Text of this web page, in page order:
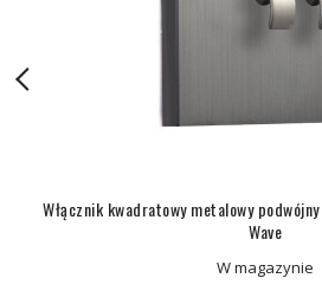
Włącznik kwadratowy metalowy
Wave
W magazynie